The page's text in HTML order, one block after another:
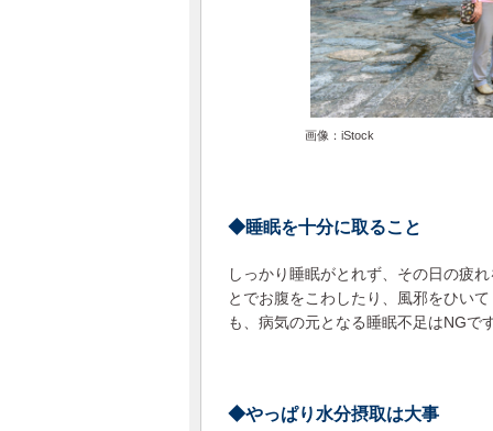
画像：iStock
◆睡眠を十分に取ること
しっかり睡眠がとれず、その日の疲
とでお腹をこわしたり、風邪をひい
も、病気の元となる睡眠不足はNGで
◆やっぱり水分摂取は大事